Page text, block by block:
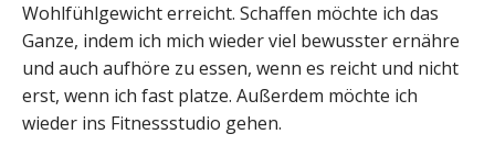
Wohlfühlgewicht erreicht. Schaffen möchte ich das
Ganze, indem ich mich wieder viel bewusster ernähre
und auch aufhöre zu essen, wenn es reicht und nicht
erst, wenn ich fast platze. Außerdem möchte ich
wieder ins Fitnessstudio gehen.